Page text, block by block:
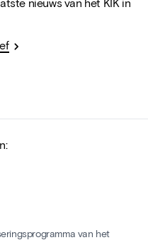
van het